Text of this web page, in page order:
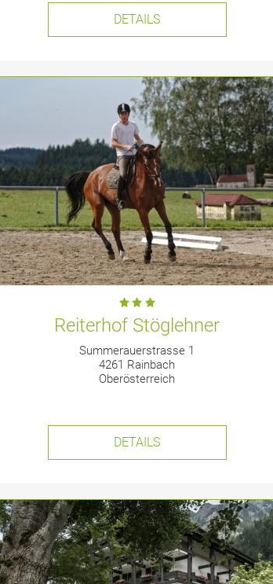
DETAILS
Reiterhof Stöglehner
Summerauerstrasse 1
4261 Rainbach
Oberösterreich
DETAILS